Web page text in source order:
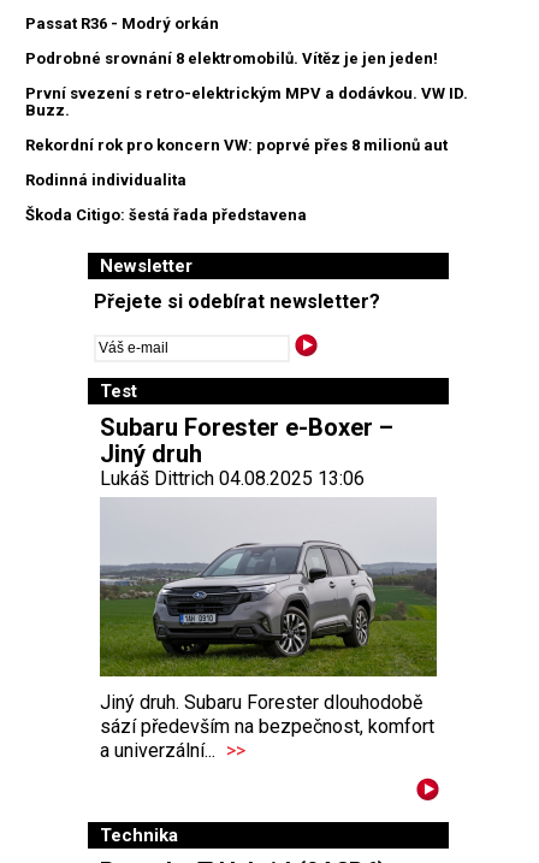
Passat R36 - Modrý orkán
Podrobné srovnání 8 elektromobilů. Vítěz je jen jeden!
První svezení s retro-elektrickým MPV a dodávkou. VW ID.
Buzz.
Rekordní rok pro koncern VW: poprvé přes 8 milionů aut
Rodinná individualita
Škoda Citigo: šestá řada představena
Newsletter
Přejete si odebírat newsletter?
Test
Subaru Forester e-Boxer –
Jiný druh
Lukáš Dittrich 04.08.2025 13:06
Jiný druh. Subaru Forester dlouhodobě
sází především na bezpečnost, komfort
a univerzální... >>
Technika